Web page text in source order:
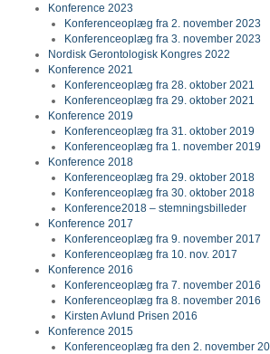
Konference 2023
Konferenceoplæg fra 2. november 2023
Konferenceoplæg fra 3. november 2023
Nordisk Gerontologisk Kongres 2022
Konference 2021
Konferenceoplæg fra 28. oktober 2021
Konferenceoplæg fra 29. oktober 2021
Konference 2019
Konferenceoplæg fra 31. oktober 2019
Konferenceoplæg fra 1. november 2019
Konference 2018
Konferenceoplæg fra 29. oktober 2018
Konferenceoplæg fra 30. oktober 2018
Konference2018 – stemningsbilleder
Konference 2017
Konferenceoplæg fra 9. november 2017
Konferenceoplæg fra 10. nov. 2017
Konference 2016
Konferenceoplæg fra 7. november 2016
Konferenceoplæg fra 8. november 2016
Kirsten Avlund Prisen 2016
Konference 2015
Konferenceoplæg fra den 2. november